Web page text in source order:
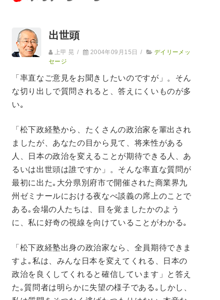
出世頭
上甲 晃 / 2004年09月15日 /
デイリーメッ
セージ
「率直なご意見をお聞きしたいのですが」。そん
な切り出しで質問されると、答えにくいものが多
い｡
「松下政経塾から、たくさんの政治家を輩出され
ましたが、あなたの目から見て、将来性がある
人、日本の政治を変えることが期待できる人、あ
るいは出世頭は誰ですか」。そんな率直な質問が
最初に出た｡大分県別府市で開催された商業界九
州ゼミナールにおける夜なべ談義の席上のことで
ある｡会場の人たちは、目を覚ましたかのよう
に、私に好奇の視線を向けていることがわかる｡
「松下政経塾出身の政治家なら、全員期待できま
すよ｡私は、みんな日本を変えてくれる、日本の
政治を良くしてくれると確信しています」と答え
た｡質問者は明らかに失望の様子である｡しかし、